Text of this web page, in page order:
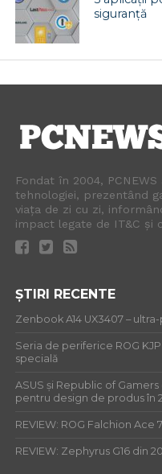
siguranță
Fondat în 2004,
tehnologiei, prezentând
viața de zi cu zi,
impact legate de IT&C și
ȘTIRI RECENTE
Zenbook A14 UX3407 –
Seria de periferice ROG
specială
ASUS și Republic of
pentru design de produs în
REVIEW: ROG Falchion
REVIEW: Zephyrus G16 din